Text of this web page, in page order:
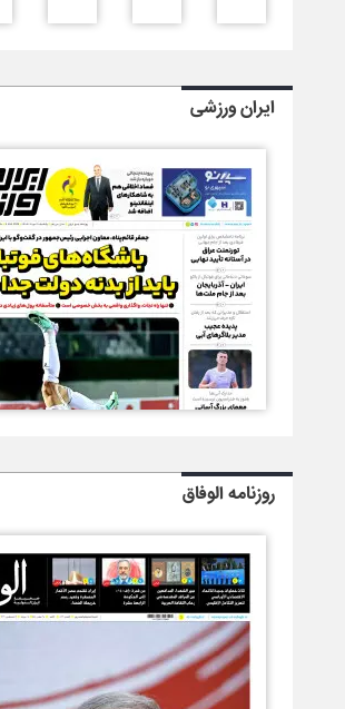
ایران ورزشی
روزنامه الوفاق